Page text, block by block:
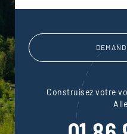
Construisez votre